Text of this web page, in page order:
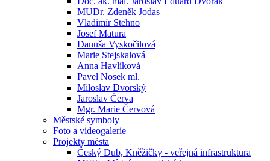
MUDr. Zdeněk Jodas
Vladimír Stehno
Josef Matura
Danuša Vyskočilová
Marie Stejskalová
Anna Havlíková
Pavel Nosek ml.
Miloslav Dvorský
Jaroslav Červa
Mgr. Marie Červová
Městské symboly
Foto a videogalerie
Projekty města
Český Dub, Kněžičky - veřejná infrastruktura